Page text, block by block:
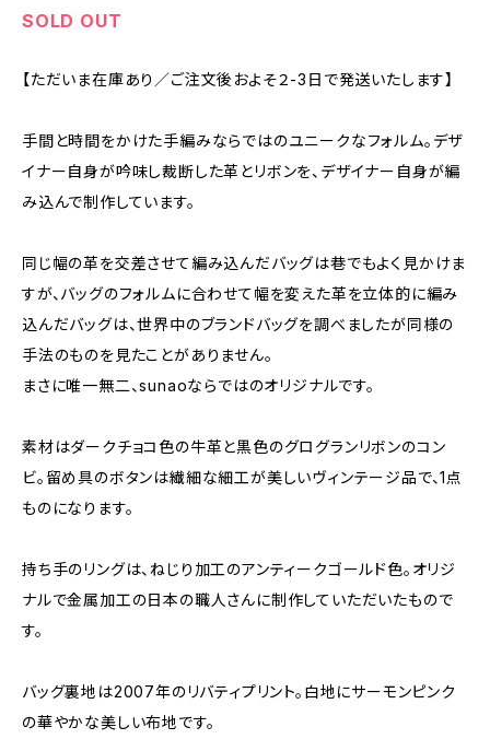
SOLD OUT
【ただいま在庫あり／ご注文後およそ２-3日で発送いたします】
手間と時間をかけた手編みならではのユニークなフォルム。デザ
イナー自身が吟味し裁断した革とリボンを、デザイナー自身が編
み込んで制作しています。
同じ幅の革を交差させて編み込んだバッグは巷でもよく見かけま
すが、バッグのフォルムに合わせて幅を変えた革を立体的に編み
込んだバッグは、世界中のブランドバッグを調べましたが同様の
手法のものを見たことがありません。
まさに唯一無二、sunaoならではのオリジナルです。
素材はダークチョコ色の牛革と黒色のグログランリボンのコン
ビ。留め具のボタンは繊細な細工が美しいヴィンテージ品で、1点
ものになります。
持ち手のリングは、ねじり加工のアンティークゴールド色。オリジ
ナルで金属加工の日本の職人さんに制作していただいたもので
す。
バッグ裏地は2007年のリバティプリント。白地にサーモンピンク
の華やかな美しい布地です。